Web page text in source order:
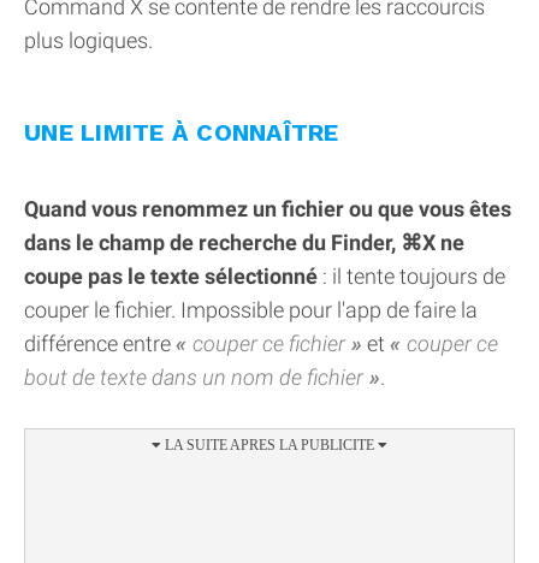
Command X se contente de rendre les raccourcis
plus logiques.
UNE LIMITE À CONNAÎTRE
Quand vous renommez un fichier ou que vous êtes
dans le champ de recherche du Finder, ⌘X ne
coupe pas le texte sélectionné : il tente toujours de
couper le fichier. Impossible pour l'app de faire la
différence entre
couper ce fichier et
couper ce
bout de texte dans un nom de fichier
.